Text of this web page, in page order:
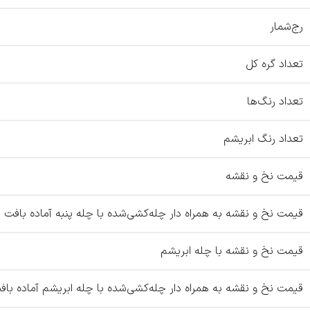
رج‌شمار
تعداد گره کل
تعداد رنگ‌ها
تعداد رنگ ابریشم
قیمت نخ و نقشه
قیمت نخ و نقشه به همراه دار چله‌کشی‌شده با چله پنبه آماده بافت
قیمت نخ و نقشه با چله ابریشم
قیمت نخ و نقشه به همراه دار چله‌کشی‌شده با چله ابریشم آماده